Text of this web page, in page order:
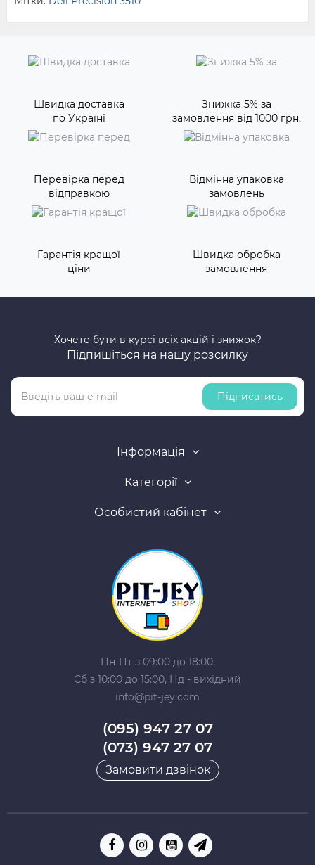
Швидка доставка
по Україні
Знижка 5% за
замовлення від 1000 грн.
Перевірка перед
відправкою
Відмінна упаковка
замовлень
Гарантія кращої
ціни
Швидка обробка
замовлення
Хочете бути в курсі всіх акцій і знижок?
Підпишіться на нашу розсилку
Підписатись
Інформація
Категорії
Особистий кабінет
Пн-Пт з 09:00 до 18:00,
Сб з 10:00 до 15:00, Нд - вихідний
info@pit-jey.com
(095) 947 27 07
(073) 947 27 07
Замовити дзвінок